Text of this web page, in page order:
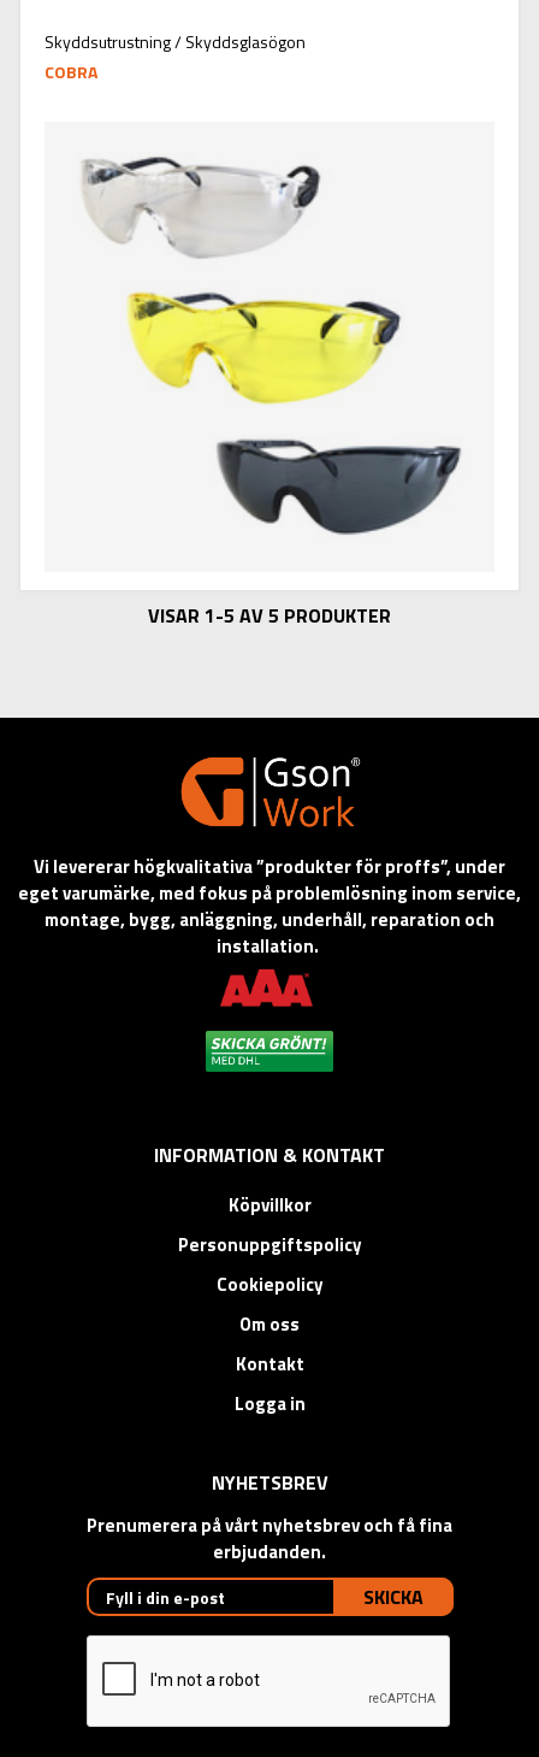
Skyddsutrustning / Skyddsglasögon
COBRA
VISAR 1-5 AV 5 PRODUKTER
Vi levererar högkvalitativa ”produkter för proffs”, under
eget varumärke, med fokus på problemlösning inom service,
montage, bygg, anläggning, underhåll, reparation och
installation.
INFORMATION & KONTAKT
Köpvillkor
Personuppgiftspolicy
Cookiepolicy
Om oss
Kontakt
Logga in
NYHETSBREV
Prenumerera på vårt nyhetsbrev och få fina
erbjudanden.
SKICKA